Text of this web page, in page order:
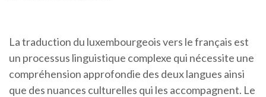
La traduction du luxembourgeois vers le français est
un processus linguistique complexe qui nécessite une
compréhension approfondie des deux langues ainsi
que des nuances culturelles qui les accompagnent. Le